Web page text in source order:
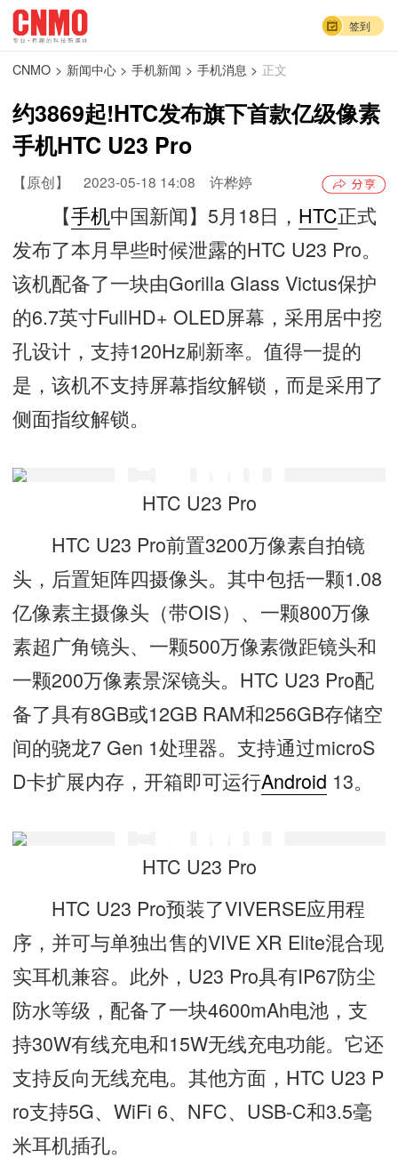
签到
CNMO > 新闻中心 > 手机新闻 > 手机消息 > 正文
约3869起!HTC发布旗下首款亿级像素
手机HTC U23 Pro
【原创】 2023-05-18 14:08 许桦婷
【手机中国新闻】5月18日， HTC正式
发布了本月早些时候泄露的HTC U23 Pro。
该机配备了一块由Gorilla Glass Victus保护
的6.7英寸FullHD+ OLED屏幕，采用居中挖
孔设计，支持120Hz刷新率。值得一提的
是，该机不支持屏幕指纹解锁，而是采用了
侧面指纹解锁。
HTC U23 Pro
HTC U23 Pro前置3200万像素自拍镜
头，后置矩阵四摄像头。其中包括一颗1.08
亿像素主摄像头（带OIS）、一颗800万像
素超广角镜头、一颗500万像素微距镜头和
一颗200万像素景深镜头。HTC U23 Pro配
备了具有8GB或12GB RAM和256GB存储空
间的骁龙7 Gen 1处理器。支持通过microS
D卡扩展内存，开箱即可运行Android 13。
HTC U23 Pro
HTC U23 Pro预装了VIVERSE应用程
序，并可与单独出售的VIVE XR Elite混合现
实耳机兼容。此外，U23 Pro具有IP67防尘
防水等级，配备了一块4600mAh电池，支
持30W有线充电和15W无线充电功能。它还
支持反向无线充电。其他方面，HTC U23 P
ro支持5G、WiFi 6、NFC、USB-C和3.5毫
米耳机插孔。